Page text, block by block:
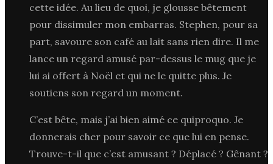
cette idée. Au lieu de quoi, je glousse bêtement
pour dissimuler mon embarras. Stephen, pour sa
part, savoure son café au lait sans rien dire. Il me
lance un regard amusé par-dessus le mug que je
lui ai offert à Noël et qui ne le quitte plus. Je
soutiens son regard un moment.
C’est bête, mais j’ai bien aimé ce quiproquo. Je
donnerais cher pour savoir ce que lui en pense.
Trouve-t-il que c’est amusant ? Déplacé ? Gênant ?